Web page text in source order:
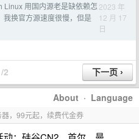
Linux 用国内源老是缺依赖怎
我换官方源速度很慢，但是
2023 年
12 月 17
日
2
About · Language
，99元起，续费代金券